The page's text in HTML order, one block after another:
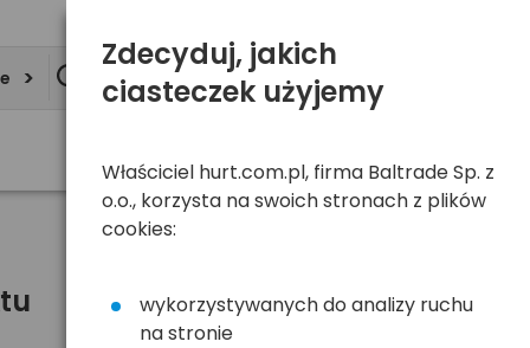
Zdecyduj, jakich
ciasteczek użyjemy
Właściciel hurt.com.pl, firma Baltrade Sp. z
o.o., korzysta na swoich stronach z plików
cookies:
wykorzystywanych do analizy ruchu
na stronie